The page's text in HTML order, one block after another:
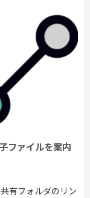
ファイルを案内
有フォルダのリン